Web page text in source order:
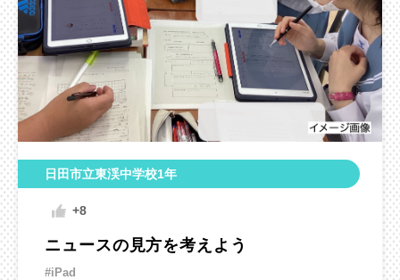
日田市立東渓中学校1年
+8
ニュースの見方を考えよう
#iPad